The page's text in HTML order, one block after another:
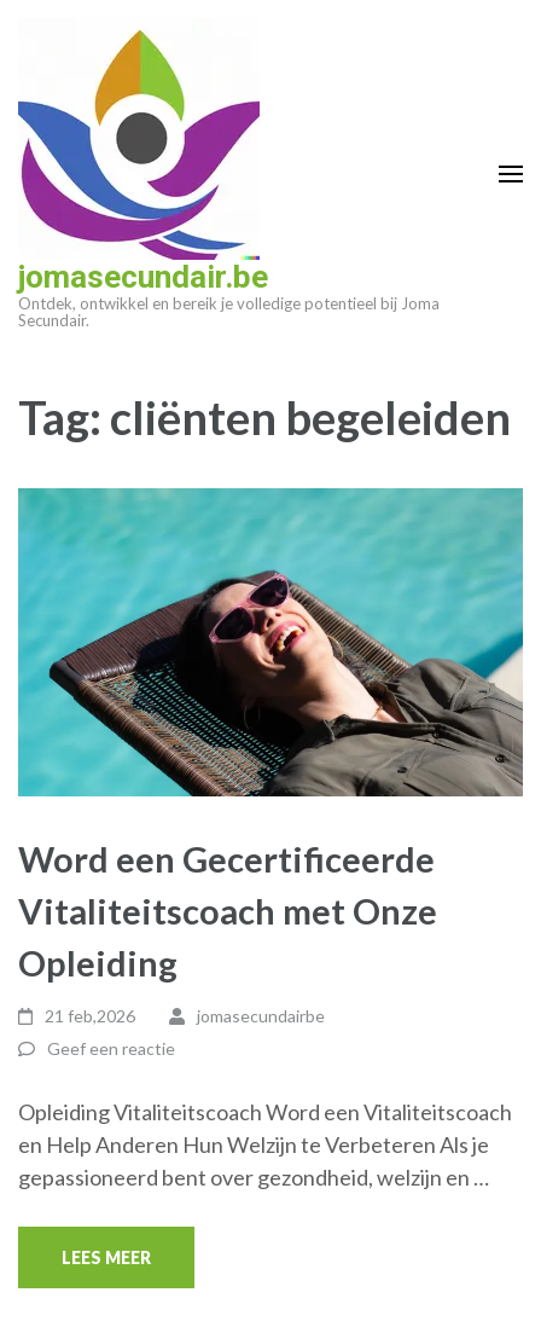
(druk
enter)
jomasecundair.be
Ontdek, ontwikkel en bereik je volledige potentieel bij Joma
Secundair.
Tag: cliënten begeleiden
Word een Gecertificeerde
Vitaliteitscoach met Onze
Opleiding
21 feb,2026
jomasecundairbe
Geef een reactie
Opleiding Vitaliteitscoach Word een Vitaliteitscoach
en Help Anderen Hun Welzijn te Verbeteren Als je
gepassioneerd bent over gezondheid, welzijn en …
LEES MEER